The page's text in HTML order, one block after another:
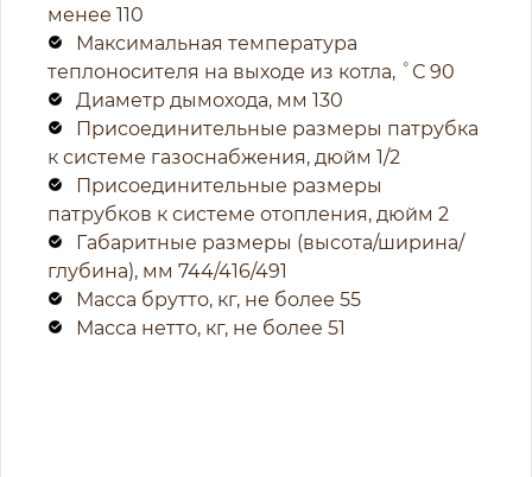
менее 110
Максимальная температура
теплоносителя на выходе из котла, ˚С 90
Диаметр дымохода, мм 130
Присоединительные размеры патрубка
к системе газоснабжения, дюйм 1/2
Присоединительные размеры
патрубков к системе отопления, дюйм 2
Габаритные размеры (высота/ширина/
глубина), мм 744/416/491
Масса брутто, кг, не более 55
Масса нетто, кг, не более 51